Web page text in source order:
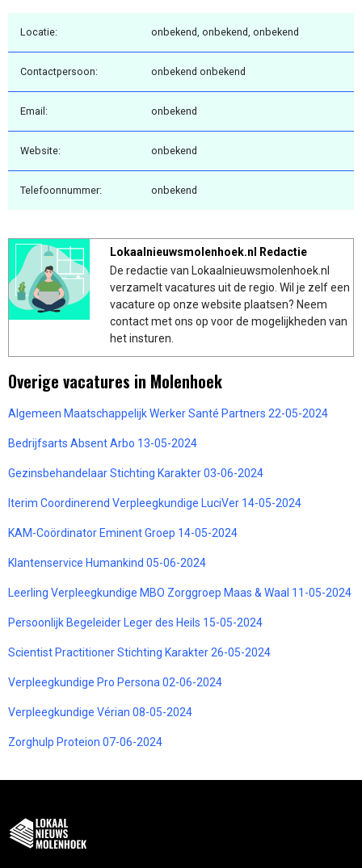
Locatie: onbekend, onbekend, onbekend
Contactpersoon: onbekend onbekend
Email: onbekend
Website: onbekend
Telefoonnummer: onbekend
Lokaalnieuwsmolenhoek.nl Redactie
De redactie van Lokaalnieuwsmolenhoek.nl
verzamelt vacatures uit de regio. Wil je zelf een
vacature op onze website plaatsen? Neem
contact met ons op voor de mogelijkheden van
het insturen.
Overige vacatures in Molenhoek
Algemeen Maatschappelijk Werker Santé Partners 22-05-2024
Bedrijfsarts Absent Arbo 13-05-2024
Gezinsbehandelaar Stichting Karakter 03-06-2024
Iterim Coordinerend Verpleegkundige LuciVer 14-05-2024
KAM-Coördinator Eminent Groep 14-05-2024
Klantenservice Humankind 05-06-2024
Leerling Verpleegkundige MBO Zorggroep Maas & Waal 11-05-2024
Persoonlijk Begeleider Leger des Heils 15-05-2024
Scientist Practitioner Stichting Karakter 26-05-2024
Verpleegkundige Pro Persona 02-06-2024
Verpleegkundige Vérian 08-05-2024
Zorghulp Proteion 07-06-2024